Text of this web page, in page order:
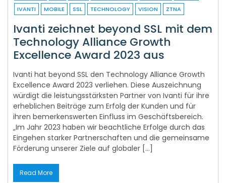
IVANTI
MOBILE SSL TECHNOLOGY VISION ZTNA
Ivanti zeichnet beyond SSL mit dem
Technology Alliance Growth
Excellence Award 2023 aus
Ivanti hat beyond SSL den Technology Alliance Growth
Excellence Award 2023 verliehen. Diese Auszeichnung
würdigt die leistungsstärksten Partner von Ivanti für ihre
erheblichen Beiträge zum Erfolg der Kunden und für
ihren bemerkenswerten Einfluss im Geschäftsbereich.
„Im Jahr 2023 haben wir beachtliche Erfolge durch das
Eingehen starker Partnerschaften und die gemeinsame
Förderung unserer Ziele auf globaler […]
Read More